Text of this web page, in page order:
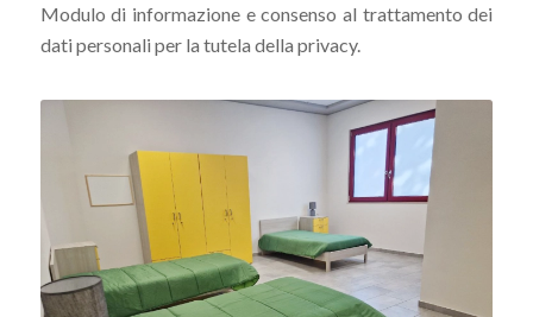
Modulo di informazione e consenso al trattamento dei
dati personali per la tutela della privacy.